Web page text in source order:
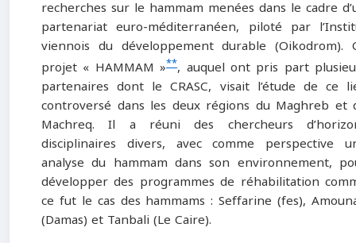
recherches sur le hammam menées dans le cadre
partenariat euro-méditerranéen, piloté par
viennois du développement durable (Oikodrom).
projet « HAMMAM »**, auquel ont pris part
partenaires dont le CRASC, visait l’étude de ce
controversé dans les deux régions du Maghreb et
Machreq. Il a réuni des chercheurs
disciplinaires divers, avec comme perspective
analyse du hammam dans son environnement,
développer des programmes de réhabilitation
ce fut le cas des hammams : Seffarine (fes),
(Damas) et Tanbali (Le Caire).